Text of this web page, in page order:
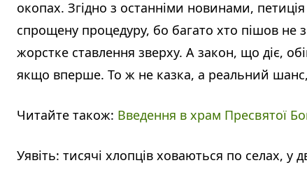
окопах. Згідно з останніми новинами,
спрощену процедуру, бо багато хто пішов не
жорстке ставлення зверху. А закон, що діє,
якщо вперше. То ж не казка, а реальний шанс,
Читайте також: Введення в храм Пресвятої
Уявіть: тисячі хлопців ховаються по селах,